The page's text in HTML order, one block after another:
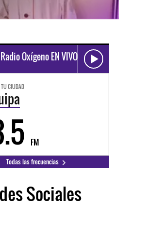
Oxígeno EN VIVO
TU CIUDAD
FM
Todas las frecuencias
Sociales